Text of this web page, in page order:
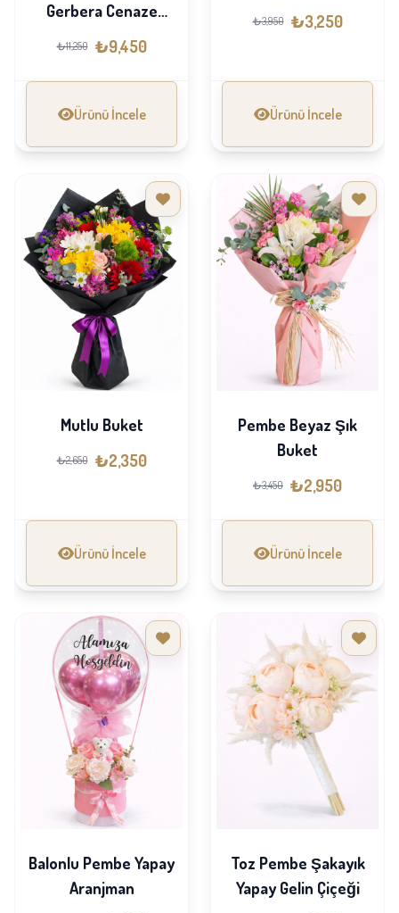
Gerbera Cenaze
Çelengi
₺11,250 ₺9,450
Ürünü İncele
₺3,950 ₺3,250
Ürünü İncele
Mutlu Buket
₺2,650 ₺2,350
Ürünü İncele
Pembe Beyaz Şık
Buket
₺3,450 ₺2,950
Ürünü İncele
Balonlu Pembe Yapay
Aranjman
Toz Pembe Şakayık
Yapay Gelin Çiçeği